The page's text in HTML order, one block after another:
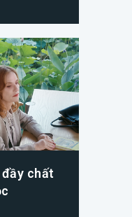
đầy chất